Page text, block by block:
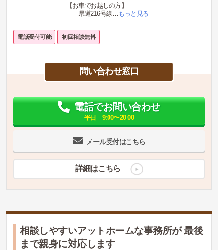
【お車でお越しの方】
県道216号線…もっと見る
電話受付可能 初回相談無料
問い合わせ窓口
メール受付はこちら
電話でお問い合わせ
平日 9:00〜20:00
詳細はこちら
相談しやすいアットホームな事務所が 最後
まで親身に対応します